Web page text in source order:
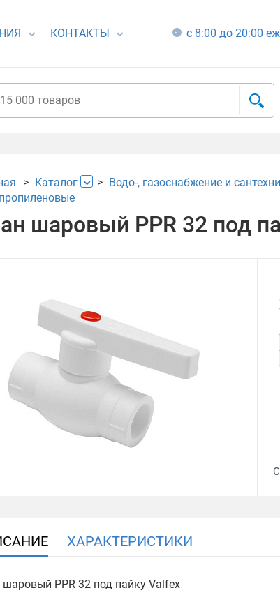
КОНТАКТЫ с 8:00 до 20:00
Каталог Водо-, газоснабжение и
шаровый PPR 32 под
ХАРАКТЕРИСТИКИ
шаровый PPR 32 под пайку Valfex